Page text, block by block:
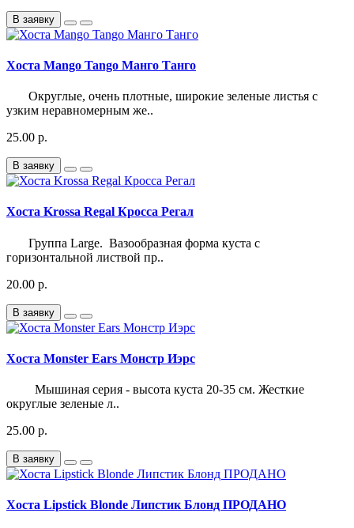
В заявку
Хоста Mango Tango Манго Танго
Округлые, очень плотные, широкие зеленые листья с
узким неравномерным же..
25.00 р.
В заявку
Хоста Krossa Regal Кросса Регал
Группа Large. Вазообразная форма куста с
горизонтальной листвой пр..
20.00 р.
В заявку
Хоста Monster Ears Монстр Иэрс
Мышиная серия - высота куста 20-35 см. Жесткие
округлые зеленые л..
25.00 р.
В заявку
Хоста Lipstick Blonde Липстик Блонд ПРОДАНО